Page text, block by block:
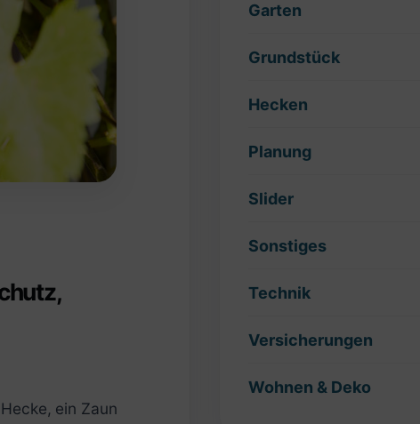
ein Zaun
Garten
Grundstück
Hecken
Planung
Slider
Sonstiges
Technik
Versicherungen
Wohnen & Deko